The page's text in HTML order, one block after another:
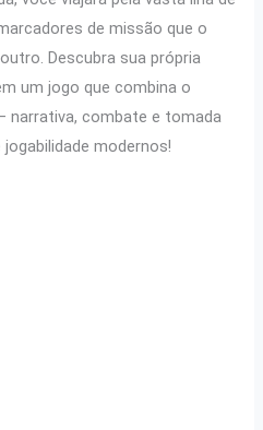
de missão que o
Descubra sua própria
um jogo que combina o
narrativa, combate e tomada
modernos!